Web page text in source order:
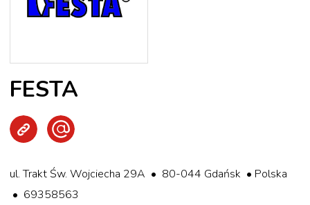
FESTA
ul. Trakt Św. Wojciecha 29A • 80-044 Gdańsk • Polska
• 69358563